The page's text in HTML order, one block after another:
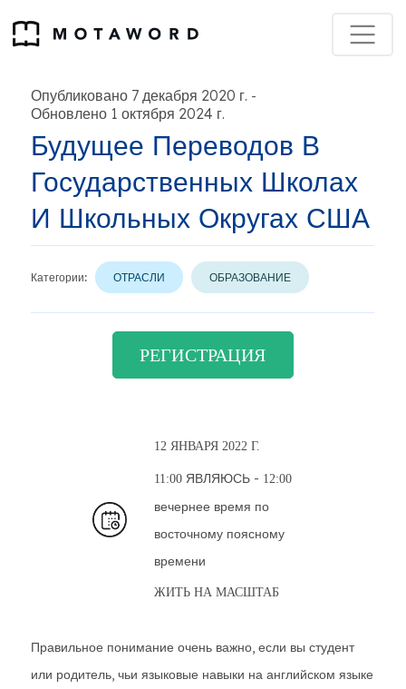
Опубликовано 7 декабря 2020 г. -
Обновлено 1 октября 2024 г.
Будущее Переводов В
Государственных Школах
И Школьных Округах США
Категории: ОТРАСЛИ ОБРАЗОВАНИЕ
РЕГИСТРАЦИЯ
12 ЯНВАРЯ 2022 Г.
11:00 ЯВЛЯЮСЬ - 12:00
вечернее время по
восточному поясному
времени
ЖИТЬ НА МАСШТАБ
Правильное понимание очень важно, если вы студент
или родитель, чьи языковые навыки на английском языке